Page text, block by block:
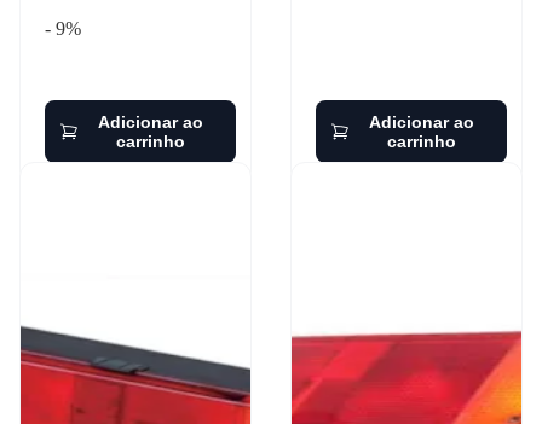
- 9%
Adicionar ao
carrinho
Adicionar ao
carrinho